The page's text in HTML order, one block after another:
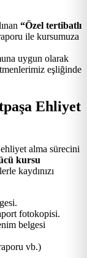
“Özel tertibatlı
ile kursumuza
uygun olarak
eşliğinde
Ehliyet
alma sürecini
kursu
kaydınızı
fotokopisi.
belgesi
vb.)